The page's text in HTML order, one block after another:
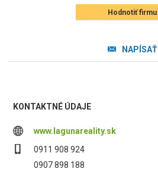
Hodnotiť firmu
NAPÍSAŤ
KONTAKTNÉ ÚDAJE
www.lagunareality.sk
0911 908 924
0907 898 188